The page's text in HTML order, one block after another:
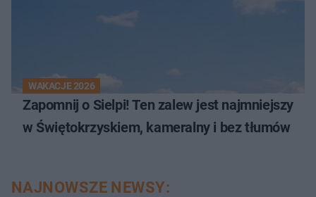
WAKACJE 2026
Zapomnij o Sielpi! Ten zalew jest najmniejszy
w Świętokrzyskiem, kameralny i bez tłumów
NAJNOWSZE NEWSY: